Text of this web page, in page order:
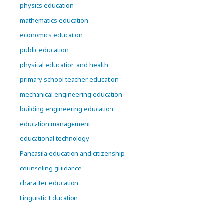
physics education
mathematics education
economics education
public education
physical education and health
primary school teacher education
mechanical engineering education
building engineering education
education management
educational technology
Pancasila education and citizenship
counseling guidance
character education
Linguistic Education